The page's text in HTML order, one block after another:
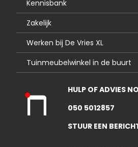
Kennisbank
Zakelijk
Werken bij De Vries XL
Tuinmeubelwinkel in de buurt
nte
HULP OF ADVIES
050 5012857
STUUR EEN